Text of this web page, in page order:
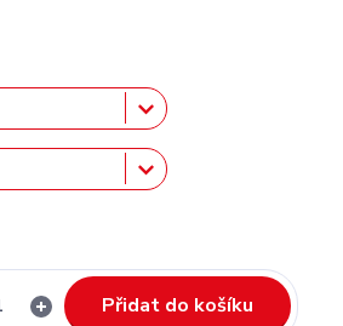
Přidat do košíku